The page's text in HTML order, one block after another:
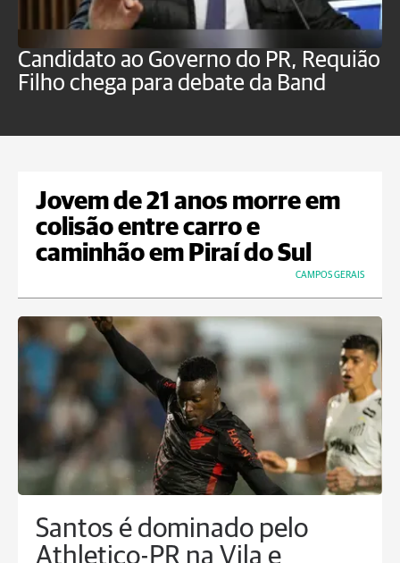
Candidato ao Governo do PR, Requião
Filho chega para debate da Band
Jovem de 21 anos morre em
colisão entre carro e
caminhão em Piraí do Sul
CAMPOS GERAIS
Santos é dominado pelo
Athletico-PR na Vila e